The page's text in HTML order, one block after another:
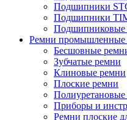
Подшипники
Подшипники
Подшипниковые
Ремни промышленные
Бесшовные
Зубчатые ремни
Клиновые ремни
Плоские ремни
Приборы и
Ремни плоские